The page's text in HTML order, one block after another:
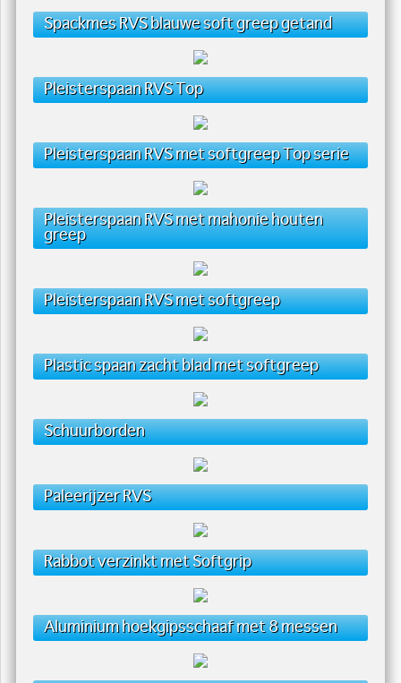
Spackmes RVS blauwe soft greep getand
Pleisterspaan RVS Top
Pleisterspaan RVS met softgreep Top serie
Pleisterspaan RVS met mahonie houten
greep
Pleisterspaan RVS met softgreep
Plastic spaan zacht blad met softgreep
Schuurborden
Paleerijzer RVS
Rabbot verzinkt met Softgrip
Aluminium hoekgipsschaaf met 8 messen